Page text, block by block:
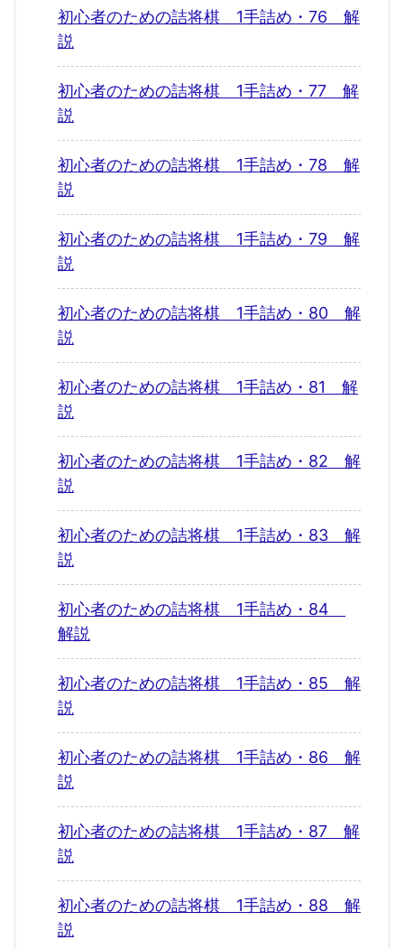
初心者のための詰将棋 1手詰め・76 解
説
初心者のための詰将棋 1手詰め・77 解
説
初心者のための詰将棋 1手詰め・78 解
説
初心者のための詰将棋 1手詰め・79 解
説
初心者のための詰将棋 1手詰め・80 解
説
初心者のための詰将棋 1手詰め・81 解
説
初心者のための詰将棋 1手詰め・82 解
説
初心者のための詰将棋 1手詰め・83 解
説
初心者のための詰将棋 1手詰め・84
解説
初心者のための詰将棋 1手詰め・85 解
説
初心者のための詰将棋 1手詰め・86 解
説
初心者のための詰将棋 1手詰め・87 解
説
初心者のための詰将棋 1手詰め・88 解
説